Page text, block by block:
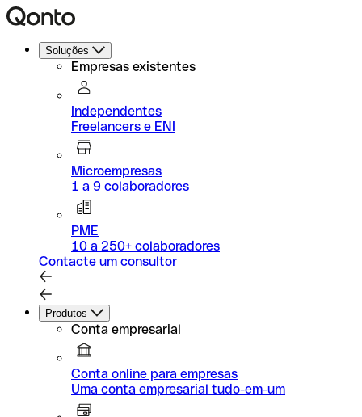
Soluções
Empresas existentes
Independentes
Freelancers e ENI
Microempresas
1 a 9 colaboradores
PME
10 a 250+ colaboradores
Contacte um consultor
Produtos
Conta empresarial
Conta online para empresas
Uma conta empresarial tudo-em-um